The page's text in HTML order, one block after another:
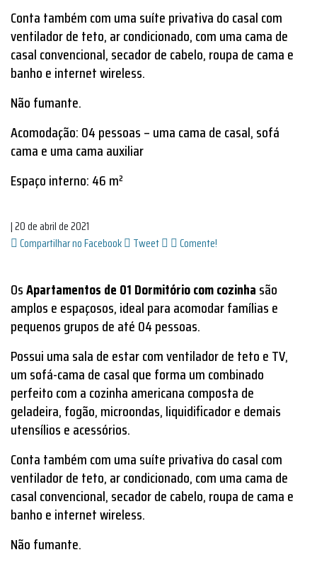
Conta também com uma suíte privativa do casal com
ventilador de teto, ar condicionado, com uma cama de
casal convencional, secador de cabelo, roupa de cama e
banho e internet wireless.
Não fumante.
Acomodação: 04 pessoas – uma cama de casal, sofá
cama e uma cama auxiliar
Espaço interno: 46 m²
| 20 de abril de 2021
Compartilhar no Facebook
Tweet Comente!
OsApartamentos de 01 Dormitório com cozinhasão
amplos e espaçosos, ideal para acomodar famílias e
pequenos grupos de até 04 pessoas.
Possui uma sala de estar com ventilador de teto e TV,
um sofá-cama de casal que forma um combinado
perfeito com a cozinha americana composta de
geladeira, fogão, microondas, liquidificador e demais
utensílios e acessórios.
Conta também com uma suíte privativa do casal com
ventilador de teto, ar condicionado, com uma cama de
casal convencional, secador de cabelo, roupa de cama e
banho e internet wireless.
Não fumante.